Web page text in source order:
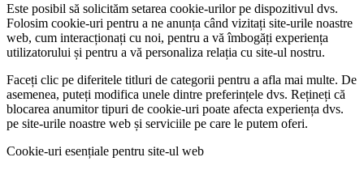
Este posibil să solicităm setarea cookie-urilor pe dispozitivul dvs.
Folosim cookie-uri pentru a ne anunța când vizitați site-urile noastre
web, cum interacționați cu noi, pentru a vă îmbogăți experiența
utilizatorului și pentru a vă personaliza relația cu site-ul nostru.
Faceți clic pe diferitele titluri de categorii pentru a afla mai multe. De
asemenea, puteți modifica unele dintre preferințele dvs. Rețineți că
blocarea anumitor tipuri de cookie-uri poate afecta experiența dvs.
pe site-urile noastre web și serviciile pe care le putem oferi.
Cookie-uri esențiale pentru site-ul web